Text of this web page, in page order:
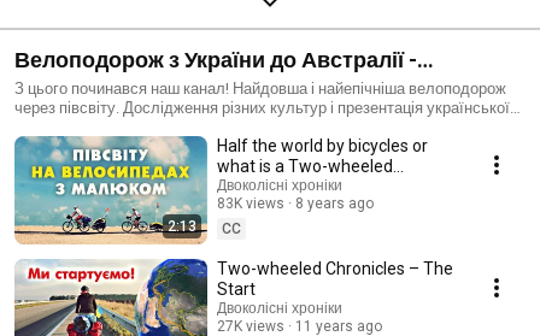
Велоподорож з України до Австралії -
Двоколісні хроніки 2014-2016
З цього починався наш канал! Найдовша і найепічніша велоподорож
через півсвіту. Дослідження різних культур і презентація української
капітан Марко і відтоді ми мандруємо утрьох.
2:13
Half the world by bicycles or
what is a Two-wheeled
Chronicles
Двоколісні хроніки
83K views
8 years ago
CC
Two-wheeled Chronicles – The
Start
Двоколісні хроніки
27K views
11 years ago